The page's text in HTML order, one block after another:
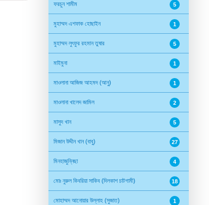
ফরচুন শামীম 5
মুহাম্মদ এশফাক হোছাইন 1
মুহাম্মদ লুৎফুর রহমান তুষার 5
মাইমুনা 1
মাওলানা আজিজ আহমদ (আনু) 1
মাওলানা খালেদ জামিল 2
মাসুদ খান 5
মিজান উদ্দীন খান (বাবু) 27
মিনহাজুন্নিছা 4
মোঃ নুরুল কিবরিয়া সাকিব (দিলকাশ চাটগামী) 18
মোহাম্মদ আনোয়ার উল্লাহ (সুজাত) 1